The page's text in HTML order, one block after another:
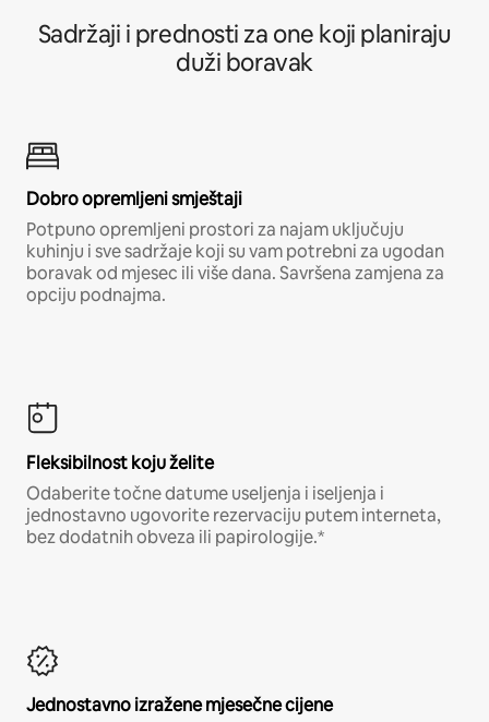
Sadržaji i prednosti za one koji planiraju
duži boravak
Dobro opremljeni smještaji
Potpuno opremljeni prostori za najam uključuju
kuhinju i sve sadržaje koji su vam potrebni za ugodan
boravak od mjesec ili više dana. Savršena zamjena za
opciju podnajma.
Fleksibilnost koju želite
Odaberite točne datume useljenja i iseljenja i
jednostavno ugovorite rezervaciju putem interneta,
bez dodatnih obveza ili papirologije.*
Jednostavno izražene mjesečne cijene